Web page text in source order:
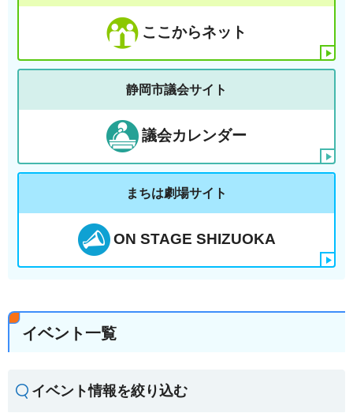
ここからネット
静岡市議会サイト
議会カレンダー
まちは劇場サイト
ON STAGE SHIZUOKA
イベント一覧
イベント情報を絞り込む